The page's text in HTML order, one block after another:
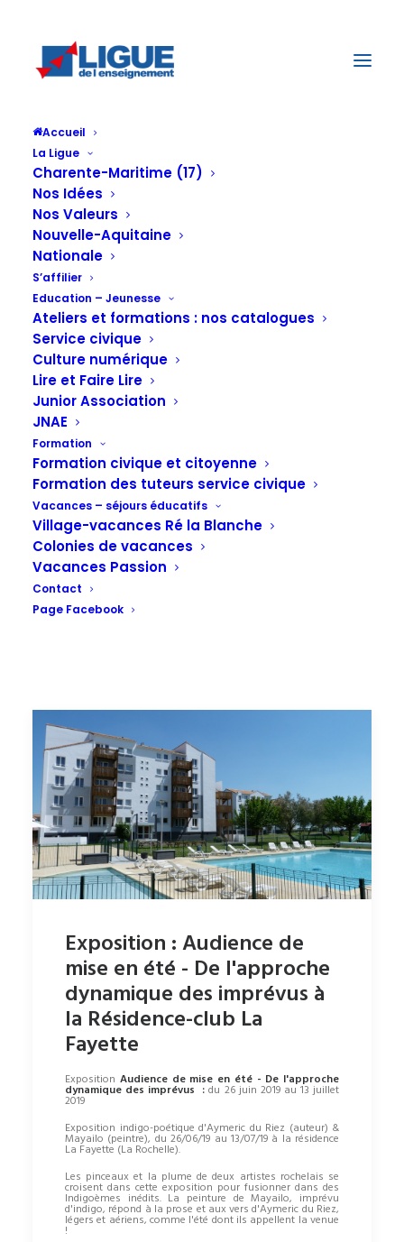
Accueil
La Ligue
Charente-Maritime (17)
Nos Idées
Nos Valeurs
Nouvelle-Aquitaine
Nationale
S’affilier
Education – Jeunesse
Ateliers et formations : nos catalogues
Service civique
Culture numérique
Lire et Faire Lire
Junior Association
JNAE
Formation
Formation civique et citoyenne
Formation des tuteurs service civique
Vacances – séjours éducatifs
Village-vacances Ré la Blanche
Colonies de vacances
Vacances Passion
Contact
Page Facebook
Florence
Exposition : Audience de
mise en été - De l'approche
dynamique des imprévus à
la Résidence-club La
Fayette
Exposition Audience de mise en été - De l'approche
dynamique des imprévus :du 26 juin 2019au 13 juillet
2019
Exposition indigo-poétique d'Aymeric du Riez (auteur) &
Mayailo (peintre), du 26/06/19 au 13/07/19 à la résidence
La Fayette (La Rochelle).
Les pinceaux et la plume de deux artistes rochelais se
croisent dans cette exposition pour fusionner dans des
Indigoèmes inédits. La peinture de Mayailo, imprévu
d'indigo, répond à la prose et aux vers d'Aymeric du Riez,
légers et aériens, comme l'été dont ils appellent la venue
!